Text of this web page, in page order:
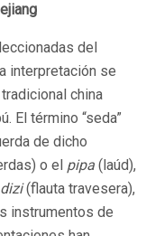
del
interpretación se
china
El término “seda”
de dicho
o el pipa (laúd),
dizi(flauta travesera),
instrumentos de